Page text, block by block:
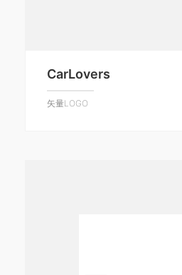
CarLovers
矢量LOGO